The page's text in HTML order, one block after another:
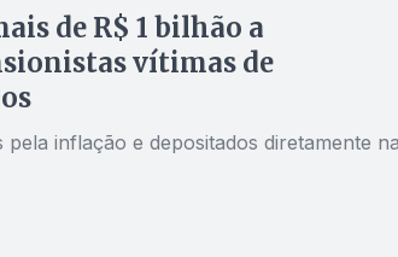
de R$ 1 bilhão a
vítimas de
inflação e depositados diretamente